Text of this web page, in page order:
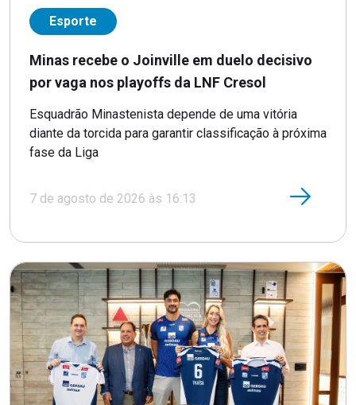
Esporte
Minas recebe o Joinville em duelo decisivo
por vaga nos playoffs da LNF Cresol
Esquadrão Minastenista depende de uma vitória
diante da torcida para garantir classificação à próxima
fase da Liga
7 de agosto de 2026 às 16:13